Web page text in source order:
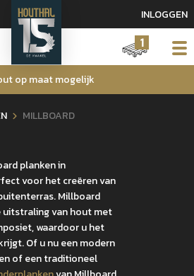
INLOGGEN
1
op maat mogelijk
MILLBOARD
planken in
voor het creëren van
Millboard
van hout met
waardoor u het
Of u nu een modern
of een traditioneel